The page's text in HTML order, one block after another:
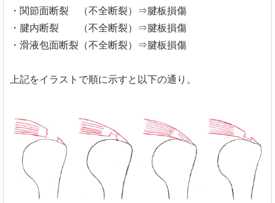
・関節面断裂 （不全断裂）⇒腱板損傷
・腱内断裂 （不全断裂）⇒腱板損傷
・滑液包面断裂（不全断裂）⇒腱板損傷
上記をイラストで順に示すと以下の通り。